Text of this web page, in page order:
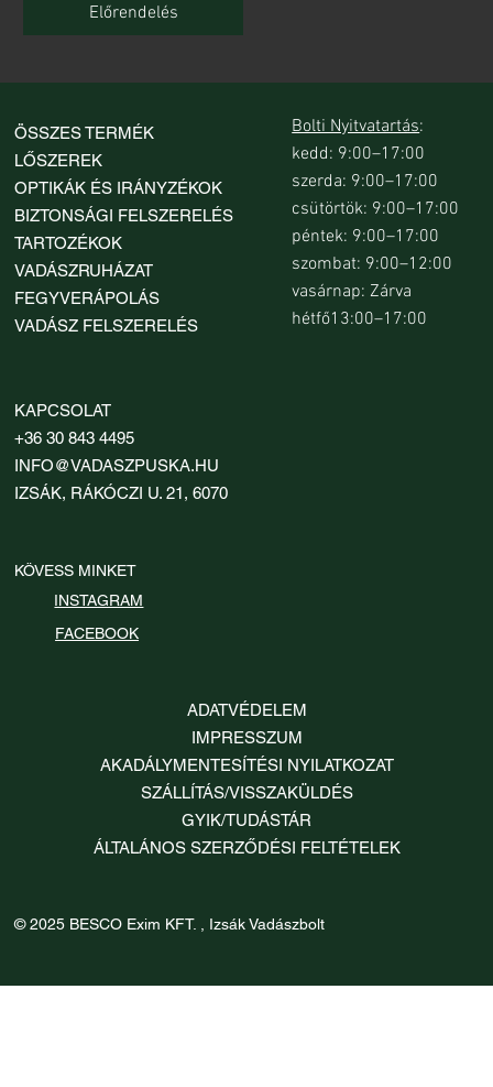
Előrendelés
ADATVÉDELEM
IMPRESSZUM
AKADÁLYMENTESÍTÉSI NYILATKOZAT
SZÁLLÍTÁS/VISSZAKÜLDÉS
GYIK/TUDÁSTÁR
ÁLTALÁNOS SZERZŐDÉSI FELTÉTELEK
ÖSSZES TERMÉK
LŐSZEREK
OPTIKÁK ÉS IRÁNYZÉKOK
BIZTONSÁGI FELSZERELÉS
TARTOZÉKOK
VADÁSZRUHÁZAT
FEGYVERÁPOLÁS
VADÁSZ FELSZERELÉS
KÖVESS MINKET
INSTAGRAM
FACEBOOK
© 2025 BESCO Exim KFT. , Izsák Vadászbolt
KAPCSOLAT
+36 30 843 4495
INFO@VADASZPUSKA.HU
IZSÁK, RÁKÓCZI U. 21, 6070
Bolti Nyitvatartás:
kedd: 9:00–17:00
szerda: 9:00–17:00
csütörtök: 9:00–17:00
péntek: 9:00–17:00
szombat: 9:00–12:00
vasárnap: Zárva
hétfő13:00–17:00